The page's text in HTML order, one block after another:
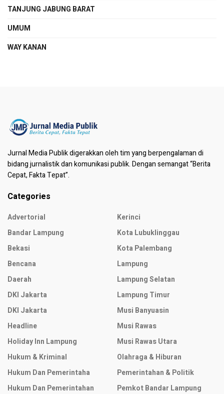
TANJUNG JABUNG BARAT
UMUM
WAY KANAN
Jurnal Media Publik digerakkan oleh tim yang berpengalaman di
bidang jurnalistik dan komunikasi publik. Dengan semangat “Berita
Cepat, Fakta Tepat”.
Categories
Advertorial
Bandar Lampung
Bekasi
Bencana
Daerah
DKI Jakarta
DKI Jakarta
Headline
Holiday Inn Lampung
Hukum & Kriminal
Hukum Dan Pemerintaha
Hukum Dan Pemerintahan
Kerinci
Kota Lubuklinggau
Kota Palembang
Lampung
Lampung Selatan
Lampung Timur
Musi Banyuasin
Musi Rawas
Musi Rawas Utara
Olahraga & Hiburan
Pemerintahan & Politik
Pemkot Bandar Lampung